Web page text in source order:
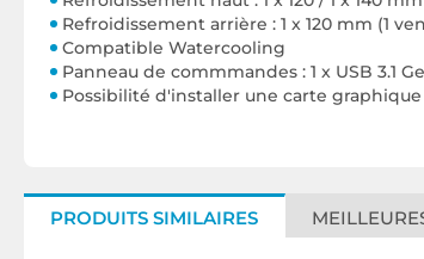
Refroidissement arrière : 1 x 120 mm (1
Compatible Watercooling
Panneau de commmandes : 1 x USB 3.1
Possibilité d'installer une carte
PRODUITS SIMILAIRES